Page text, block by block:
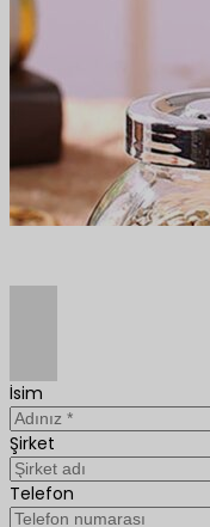
İsim
Şirket
Telefon